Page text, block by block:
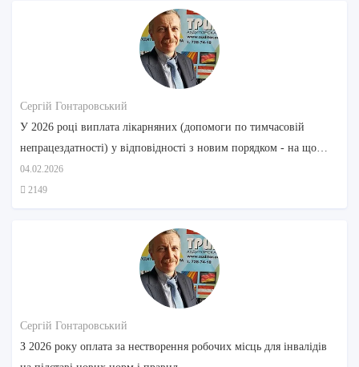
Сергій Гонтаровський
У 2026 році виплата лікарняних (допомоги по тимчасовій
непрацездатності) у відповідності з новим порядком - на що
звернути увагу
04.02.2026
2149
Сергій Гонтаровський
З 2026 року оплата за нестворення робочих місць для інвалідів